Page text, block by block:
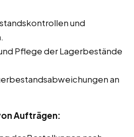
und
Pflege der Lagerbestände
an
Aufträgen: